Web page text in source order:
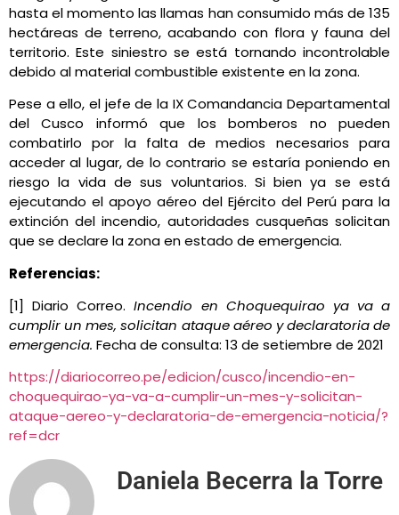
hasta el momento las llamas han consumido más de 135
hectáreas de terreno, acabando con flora y fauna del
territorio. Este siniestro se está tornando incontrolable
debido al material combustible existente en la zona.
Pese a ello, el jefe de la IX Comandancia Departamental
del Cusco informó que los bomberos no pueden
combatirlo por la falta de medios necesarios para
acceder al lugar, de lo contrario se estaría poniendo en
riesgo la vida de sus voluntarios. Si bien ya se está
ejecutando el apoyo aéreo del Ejército del Perú para la
extinción del incendio, autoridades cusqueñas solicitan
que se declare la zona en estado de emergencia.
Referencias:
[1] Diario Correo.Incendio en Choquequirao ya va a
cumplir un mes, solicitan ataque aéreo y declaratoria de
emergencia. Fecha de consulta: 13 de setiembre de 2021
https://diariocorreo.pe/edicion/cusco/incendio-en-
choquequirao-ya-va-a-cumplir-un-mes-y-solicitan-
ataque-aereo-y-declaratoria-de-emergencia-noticia/?
ref=dcr
Daniela Becerra la Torre